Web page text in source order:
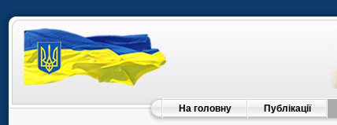
На головну Публікації